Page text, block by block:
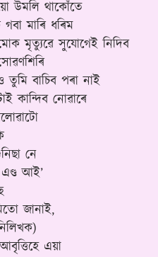
উমলি থাকোঁতে
মাৰি ধৰিম
মৃত্যুৱে সুযোগেই নিদিব
তুমি বাচিব পৰা নাই
কান্দিব নোৱাৰে
নে
আই’
জানাই,
এয়া